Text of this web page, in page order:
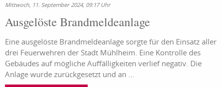
Mittwoch, 11. September 2024, 09:17 Uhr
Ausgelöste Brandmeldeanlage
Eine ausgelöste Brandmeldeanlage sorgte für den Einsatz aller
drei Feuerwehren der Stadt Mühlheim. Eine Kontrolle des
Gebäudes auf mögliche Auffälligkeiten verlief negativ. Die
Anlage wurde zurückgesetzt und an ...